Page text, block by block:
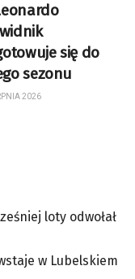
się do
sezonu
2026
loty odwołał
w Lubelskiem